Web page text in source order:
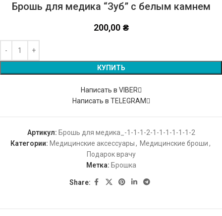
Брошь для медика “Зуб” с белым камнем
200,00 ₴
КУПИТЬ
Написать в VIBER
Написать в TELEGRAM
Артикул: Брошь для медика_-1-1-1-2-1-1-1-1-1-1-2
Категории: Медицинские аксессуары, Медицинские броши,
Подарок врачу
Метка: Брошка
Share: